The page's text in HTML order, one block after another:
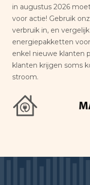
in augustus 2026
voor actie! Gebruik
verbruik in, en
energiepakketten
enkel nieuwe klanten
klanten krijgen soms
stroom.